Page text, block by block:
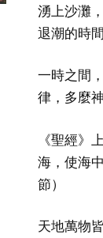
湧上沙灘
退潮的時
一時之間
律，多麼神
《聖經》
海，使海
節）
天地萬物